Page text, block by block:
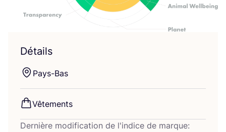
Détails
Pays-Bas
Vête­ments
Dernière modification de l'indice de marque: